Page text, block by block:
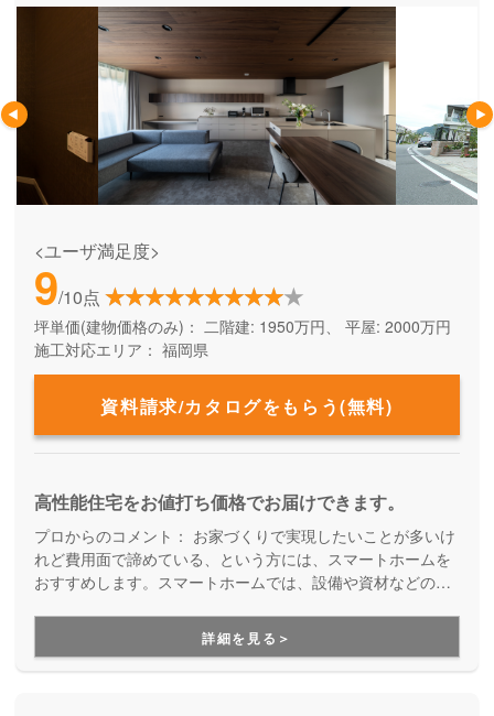
<ユーザ満足度>
9/10点
坪単価(建物価格のみ)： 二階建: 1950万円、 平屋: 2000万円
施工対応エリア： 福岡県
資料請求/カタログをもらう(無料)
高性能住宅をお値打ち価格でお届けできます。
プロからのコメント： お家づくりで実現したいことが多いけ
れど費用面で諦めている、という方には、スマートホームを
おすすめします。スマートホームでは、設備や資材などの初
ストも抑えることが出来るお家づくりをしています。設計自
由度が高いうえに、性能性も高いお住まいをご提案してくれ
るので、長く快適に住み続けることが出来るお家を実現でき
詳細を見る＞